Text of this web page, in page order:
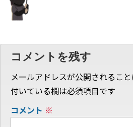
コメントを残す
メールアドレスが公開されること
付いている欄は必須項目です
コメント ※